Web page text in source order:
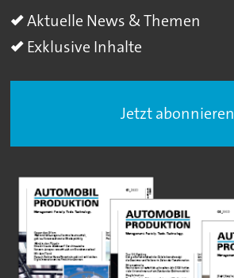
Aktuelle News & Themen
Exklusive Inhalte
Jetzt abonnieren